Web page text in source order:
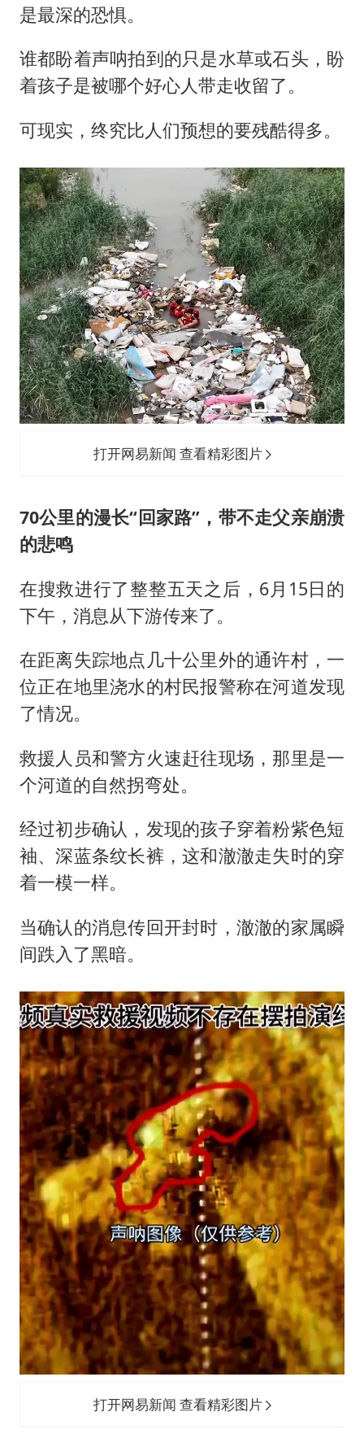
是最深的恐惧。
谁都盼着声呐拍到的只是水草或石头，盼
着孩子是被哪个好心人带走收留了。
可现实，终究比人们预想的要残酷得多。
打开网易新闻 查看精彩图片
70公里的漫长“回家路”，带不走父亲崩溃
的悲鸣
在搜救进行了整整五天之后，6月15日的
下午，消息从下游传来了。
在距离失踪地点几十公里外的通许村，一
位正在地里浇水的村民报警称在河道发现
了情况。
救援人员和警方火速赶往现场，那里是一
个河道的自然拐弯处。
经过初步确认，发现的孩子穿着粉紫色短
袖、深蓝条纹长裤，这和澈澈走失时的穿
着一模一样。
当确认的消息传回开封时，澈澈的家属瞬
间跌入了黑暗。
打开网易新闻 查看精彩图片